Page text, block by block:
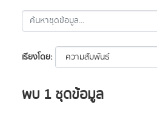
เรียงโดย
พบ 1 ชุดข้อมูล